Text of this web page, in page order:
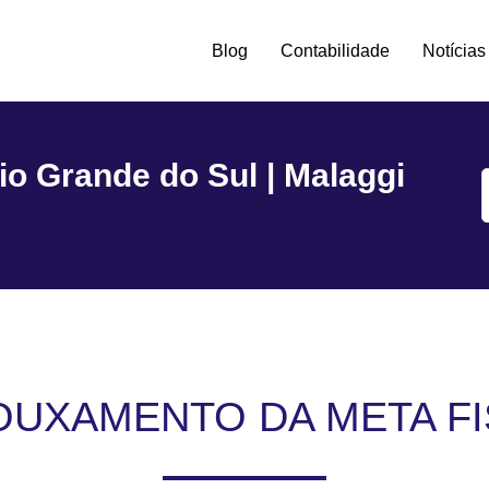
Blog Contabilidade Notícias
Grande do Sul | Malaggi
DA META